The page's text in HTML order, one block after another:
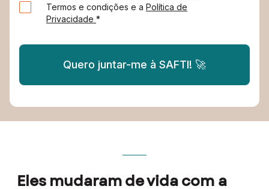
Termos e condições e a Política de
Privacidade *
Quero juntar-me à SAFTI! 🚀
Eles mudaram de vida com a